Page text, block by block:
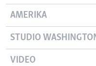
AMERIKA
STUDIO
VIDEO